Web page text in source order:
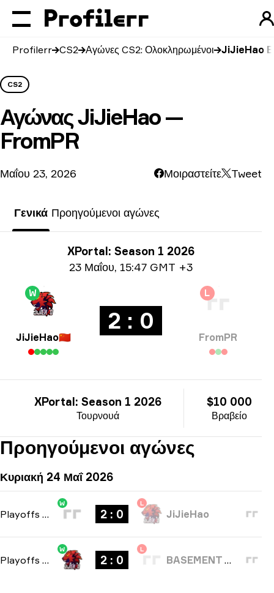
Profilerr CS2 Αγώνες CS2: Ολοκληρωμένοι JiJieHao
CS2
ΑγώναςJiJieHao —
FromPR
Μαΐου 23, 2026 Μοιραστείτε Tweet
Γενικά Προηγούμενοι αγώνες
Πληροφορίες τουρνουάXPortal: Season 1 2026
23 Μαΐου, 15:47 GMT +3
W
JiJieHao🇨🇳
2 : 0
L
FromPR
Τουρνουά
XPortal: Season 1 2026
Βραβείο
$10 000
Προηγούμενοι αγώνες
Κυριακή 24 Μαΐ 2026
Playoffs bo3
W
2 : 0
L
JiJieHao
Playoffs bo3
W
2 : 0
L
BASEMENT BOYS